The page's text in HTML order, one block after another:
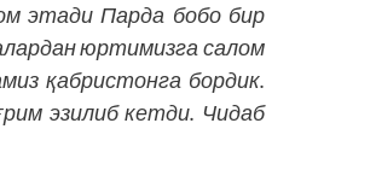
этади Парда бобо бир
юртимизга салом
қабристонга бордик.
эзилиб кетди. Чидаб